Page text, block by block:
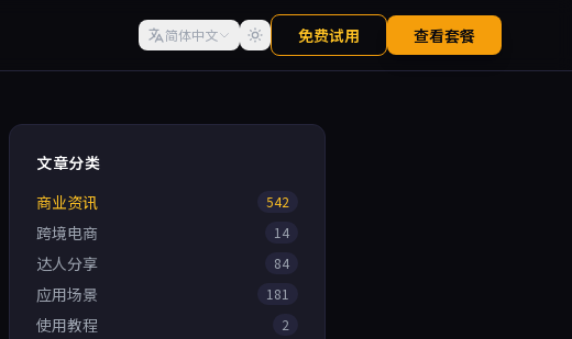
简体中文 免费试用 查看套餐
文章分类
商业资讯
542
跨境电商 14
达人分享 84
应用场景 181
使用教程 2